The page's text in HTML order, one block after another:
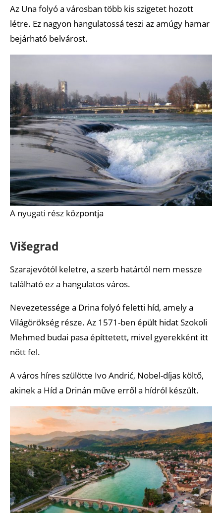
Az Una folyó a városban több kis szigetet hozott
létre. Ez nagyon hangulatossá teszi az amúgy hamar
bejárható belvárost.
A nyugati rész központja
Višegrad
Szarajevótól keletre, a szerb határtól nem messze
található ez a hangulatos város.
Nevezetessége a Drina folyó feletti híd, amely a
Világörökség része. Az 1571-ben épült hidat Szokoli
Mehmed budai pasa építtetett, mivel gyerekként itt
nőtt fel.
A város híres szülötte Ivo Andrić, Nobel-díjas költő,
akinek a Híd a Drinán műve erről a hídról készült.